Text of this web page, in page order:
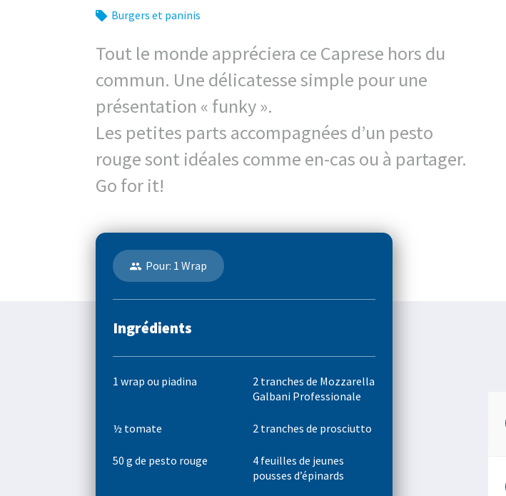
Burgers et paninis
Tout le monde appréciera ce Caprese hors du
commun. Une délicatesse simple pour une
présentation « funky ».
Les petites parts accompagnées d’un pesto
rouge sont idéales comme en-cas ou à partager.
Go for it!
Pour: 1 Wrap
Ingrédients
1 wrap ou piadina
2 tranches de Mozzarella
Galbani Professionale
½ tomate 2 tranches de prosciutto
50 g de pesto rouge
4 feuilles de jeunes
pousses d’épinards